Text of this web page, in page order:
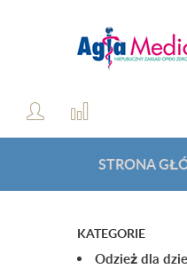
STRONA
KATEGORIE
Odzież dla